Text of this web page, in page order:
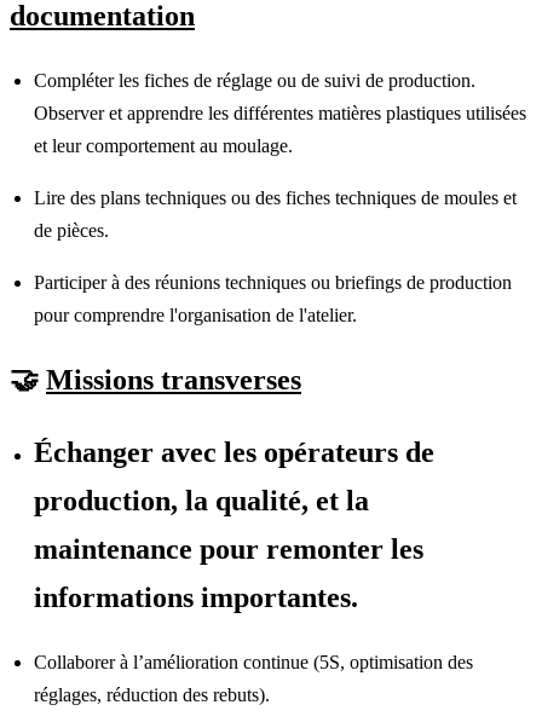
documentation
Compléter les fiches de réglage ou de suivi de production.
Observer et apprendre les différentes matières plastiques utilisées
et leur comportement au moulage.
Lire des plans techniques ou des fiches techniques de moules et
de pièces.
Participer à des réunions techniques ou briefings de production
pour comprendre l'organisation de l'atelier.
🤝 Missions transverses
Échanger avec les opérateurs de
production, la qualité, et la
maintenance pour remonter les
informations importantes.
Collaborer à l’amélioration continue (5S, optimisation des
réglages, réduction des rebuts).